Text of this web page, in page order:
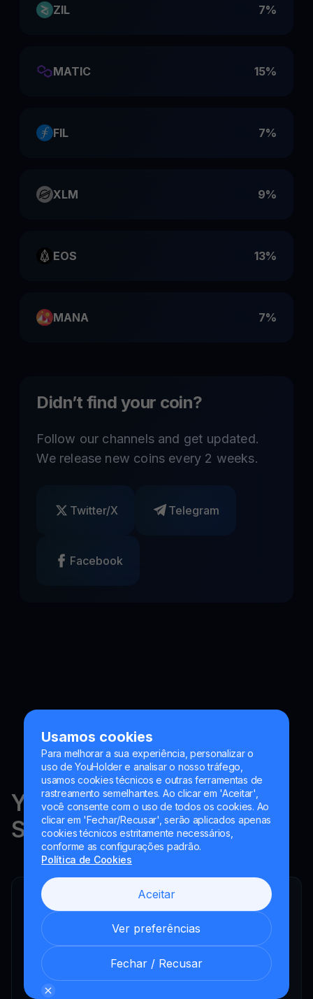
Usamos cookies
Para melhorar a sua experiência, personalizar o
uso de YouHolder e analisar o nosso tráfego,
usamos cookies técnicos e outras ferramentas de
rastreamento semelhantes. Ao clicar em 'Aceitar',
você consente com o uso de todos os cookies. Ao
clicar em 'Fechar/Recusar', serão aplicados apenas
cookies técnicos estritamente necessários,
conforme as configurações padrão.
Política de Cookies
Aceitar
Ver preferências
Fechar / Recusar
ZIL 7%
MATIC 15%
FIL 7%
XLM 9%
EOS 13%
MANA 7%
Didn’t find your coin?
Follow our channels and get updated.
We release new coins every 2 weeks.
Twitter/X Telegram
Facebook
YouHodler está regulado na
Suíça, na UE e na Argentina.
YouHodler Italy S.R.L.
YouHodler SA
Registrada como VASP no Banco de España